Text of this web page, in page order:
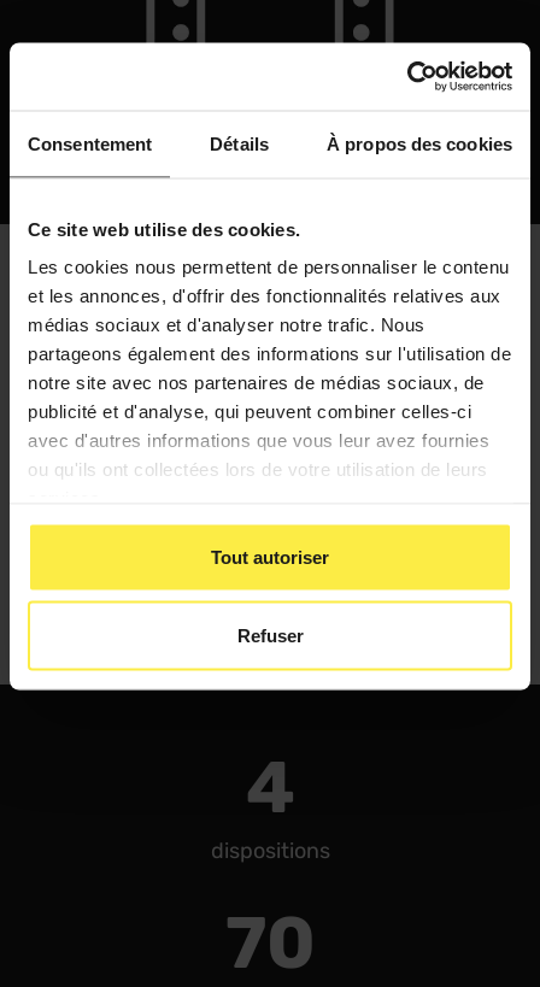
Consentement Détails À propos des cookies
Ce site web utilise des cookies.
Les cookies nous permettent de personnaliser le contenu
et les annonces, d'offrir des fonctionnalités relatives aux
médias sociaux et d'analyser notre trafic. Nous
partageons également des informations sur l'utilisation de
notre site avec nos partenaires de médias sociaux, de
publicité et d'analyse, qui peuvent combiner celles-ci
avec d'autres informations que vous leur avez fournies
ou qu'ils ont collectées lors de votre utilisation de leurs
Tout autoriser
Refuser
Espace de travail
Pour vos besoins de réunions ou encore d’atelier
dans le cadre d’un événement sur-mesure dans
notre lieu, la mezzanine offre un espace de travail
la salle de réunion classique.
15 personnes
4
dispositions
70